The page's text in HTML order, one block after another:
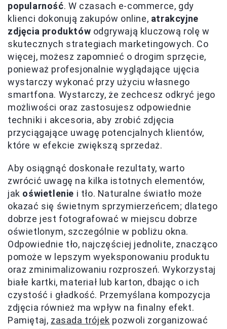
popularność. W czasach e-commerce, gdy
klienci dokonują zakupów online, atrakcyjne
zdjęcia produktów odgrywają kluczową rolę w
skutecznych strategiach marketingowych. Co
więcej, możesz zapomnieć o drogim sprzęcie,
ponieważ profesjonalnie wyglądające ujęcia
wystarczy wykonać przy użyciu własnego
smartfona. Wystarczy, że zechcesz odkryć jego
możliwości oraz zastosujesz odpowiednie
techniki i akcesoria, aby zrobić zdjęcia
przyciągające uwagę potencjalnych klientów,
które w efekcie zwiększą sprzedaż.
Aby osiągnąć doskonałe rezultaty, warto
zwrócić uwagę na kilka istotnych elementów,
jak oświetlenie i tło. Naturalne światło może
okazać się świetnym sprzymierzeńcem; dlatego
dobrze jest fotografować w miejscu dobrze
oświetlonym, szczególnie w pobliżu okna.
Odpowiednie tło, najczęściej jednolite, znacząco
pomoże w lepszym wyeksponowaniu produktu
oraz zminimalizowaniu rozproszeń. Wykorzystaj
białe kartki, materiał lub karton, dbając o ich
czystość i gładkość. Przemyślana kompozycja
zdjęcia również ma wpływ na finalny efekt.
Pamiętaj, zasada trójek pozwoli zorganizować